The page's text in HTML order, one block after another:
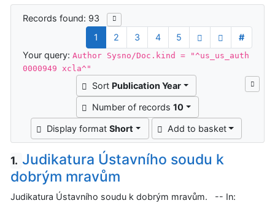
Search results
Records found: 93
1
2 3 4 5
#
Your query:Author Sysno/Doc.kind = "^us_us_auth
0000949 xcla^"
Sort Publication Year
Number of records 10
Display formatShort Add to basket
1. Judikatura Ústavního soudu k
dobrým mravům
Judikatura Ústavního soudu k dobrým mravům. -- In: